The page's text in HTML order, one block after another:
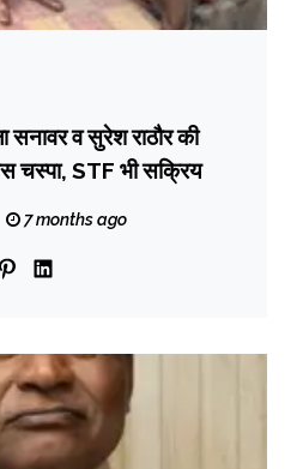
सनावर व सुरेश राठौर की
चस्पा, STF भी सक्रिय
7 months ago